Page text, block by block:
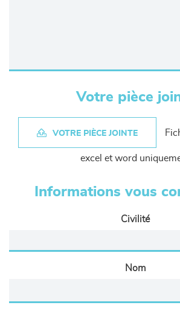
Votre pièce
VOTRE PIÈCE JOINTE
excel et word
Informations vous
Civilité
Nom